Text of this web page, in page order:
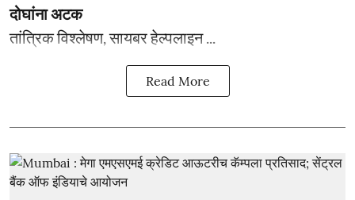
दोघांना अटक
तांत्रिक विश्लेषण, सायबर हेल्पलाइन ...
Read More